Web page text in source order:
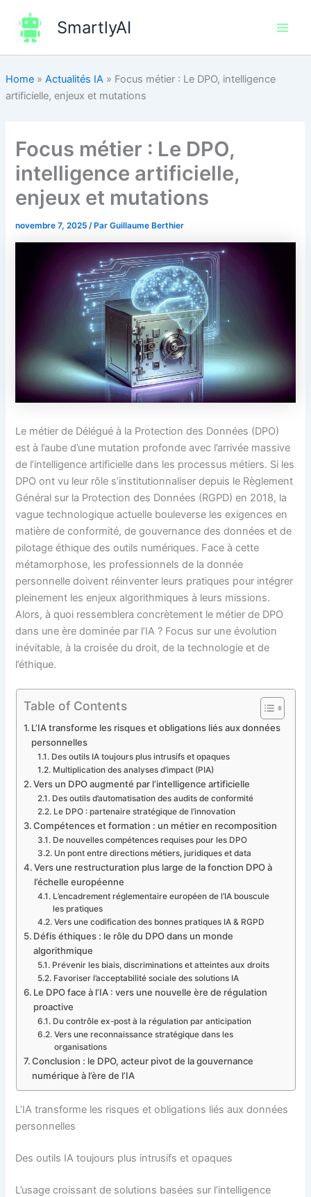
contenu
SmartlyAI
Home» Actualités IA» Focus métier : Le DPO, intelligence
artificielle, enjeux et mutations
Focus métier : Le DPO,
intelligence artificielle,
enjeux et mutations
novembre 7, 2025/ ParGuillaume Berthier
Le métier de Délégué à la Protection des Données (DPO)
est à l’aube d’une mutation profonde avec l’arrivée massive
de l’intelligence artificielle dans les processus métiers. Si les
DPO ont vu leur rôle s’institutionnaliser depuis le Règlement
Général sur la Protection des Données (RGPD) en 2018, la
vague technologique actuelle bouleverse les exigences en
matière de conformité, de gouvernance des données et de
pilotage éthique des outils numériques. Face à cette
métamorphose, les professionnels de la donnée
personnelle doivent réinventer leurs pratiques pour intégrer
pleinement les enjeux algorithmiques à leurs missions.
Alors, à quoi ressemblera concrètement le métier de DPO
dans une ère dominée par l’IA ? Focus sur une évolution
inévitable, à la croisée du droit, de la technologie et de
l’éthique.
Table of Contents
L’IA transforme les risques et obligations liés aux données
personnelles
Des outils IA toujours plus intrusifs et opaques
Multiplication des analyses d’impact (PIA)
Vers un DPO augmenté par l’intelligence artificielle
Des outils d’automatisation des audits de conformité
Le DPO : partenaire stratégique de l’innovation
Compétences et formation : un métier en recomposition
De nouvelles compétences requises pour les DPO
Un pont entre directions métiers, juridiques et data
Vers une restructuration plus large de la fonction DPO à
l’échelle européenne
L’encadrement réglementaire européen de l’IA bouscule
les pratiques
Vers une codification des bonnes pratiques IA & RGPD
Défis éthiques : le rôle du DPO dans un monde
algorithmique
Prévenir les biais, discriminations et atteintes aux droits
Favoriser l’acceptabilité sociale des solutions IA
Le DPO face à l’IA : vers une nouvelle ère de régulation
proactive
Du contrôle ex-post à la régulation par anticipation
Vers une reconnaissance stratégique dans les
organisations
Conclusion : le DPO, acteur pivot de la gouvernance
numérique à l’ère de l’IA
L’IA transforme les risques et obligations liés aux données
personnelles
Des outils IA toujours plus intrusifs et opaques
L’usage croissant de solutions basées sur l’intelligence